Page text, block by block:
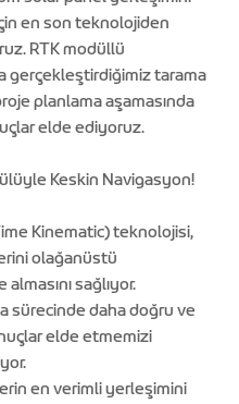
en son teknolojiden
RTK modüllü
gerçekleştirdiğimiz tarama
planlama aşamasında
elde ediyoruz.
Keskin Navigasyon!
Kinematic) teknolojisi,
olağanüstü
sağlıyor.
sürecinde daha doğru ve
elde etmemizi
en verimli yerleşimini